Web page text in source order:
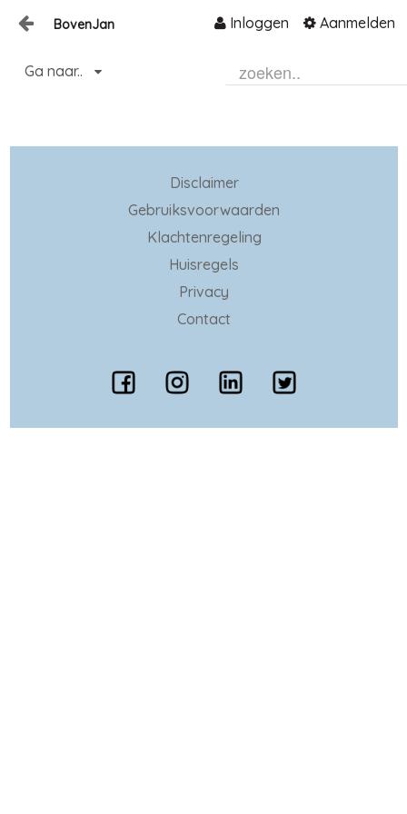
Inloggen Aanmelden
BovenJan
Home
Ga naar..
Disclaimer
Gebruiksvoorwaarden
Klachtenregeling
Huisregels
Privacy
Contact